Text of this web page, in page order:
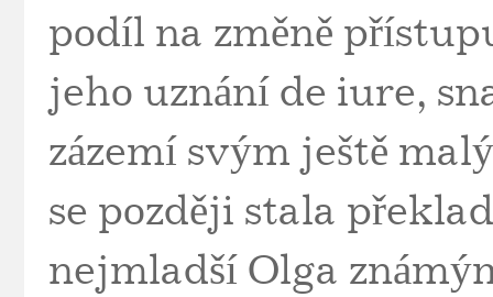
podíl na změně
jeho uznání de iure,
zázemí svým ještě
se později stala
nejmladší Olga